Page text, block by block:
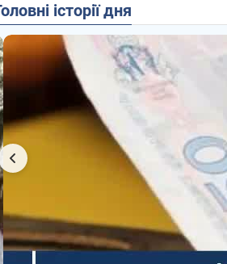
Головні історії дня